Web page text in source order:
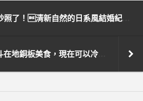
彰化肉圓好吃！北斗在地銅板美食，現在可以冷凍宅配囉——北斗肉圓生！（內含手工肉圓製作過程）